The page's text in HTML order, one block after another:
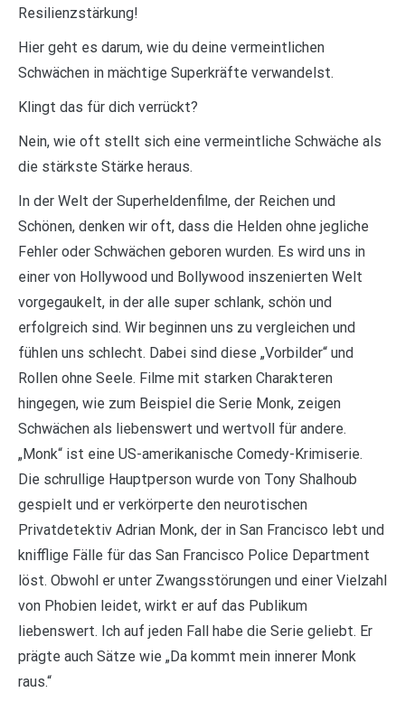
Resilienzstärkung!
Hier geht es darum, wie du deine vermeintlichen
Schwächen in mächtige Superkräfte verwandelst.
Klingt das für dich verrückt?
Nein, wie oft stellt sich eine vermeintliche Schwäche als
die stärkste Stärke heraus.
In der Welt der Superheldenfilme, der Reichen und
Schönen, denken wir oft, dass die Helden ohne jegliche
Fehler oder Schwächen geboren wurden. Es wird uns in
einer von Hollywood und Bollywood inszenierten Welt
vorgegaukelt, in der alle super schlank, schön und
erfolgreich sind. Wir beginnen uns zu vergleichen und
fühlen uns schlecht. Dabei sind diese „Vorbilder“ und
Rollen ohne Seele. Filme mit starken Charakteren
hingegen, wie zum Beispiel die Serie Monk, zeigen
Schwächen als liebenswert und wertvoll für andere.
„Monk“ ist eine US-amerikanische Comedy-Krimiserie.
Die schrullige Hauptperson wurde von Tony Shalhoub
gespielt und er verkörperte den neurotischen
Privatdetektiv Adrian Monk, der in San Francisco lebt und
knifflige Fälle für das San Francisco Police Department
löst. Obwohl er unter Zwangsstörungen und einer Vielzahl
von Phobien leidet, wirkt er auf das Publikum
liebenswert. Ich auf jeden Fall habe die Serie geliebt. Er
prägte auch Sätze wie „Da kommt mein innerer Monk
raus.“